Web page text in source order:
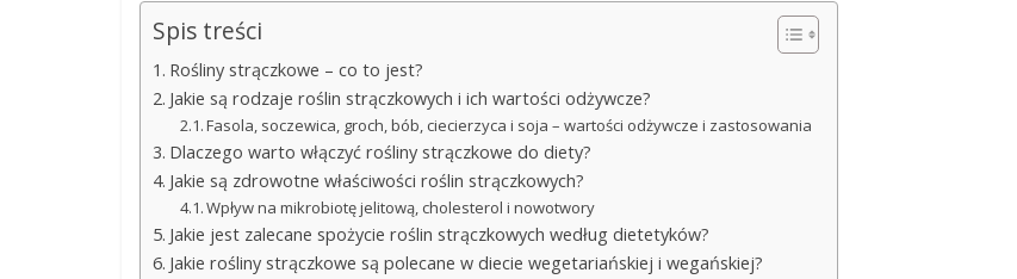
Spis treści
Rośliny strączkowe – co to jest?
Jakie są rodzaje roślin strączkowych i ich wartości odżywcze?
Fasola, soczewica, groch, bób, ciecierzyca i soja – wartości odżywcze i zastosowania
Dlaczego warto włączyć rośliny strączkowe do diety?
Jakie są zdrowotne właściwości roślin strączkowych?
Wpływ na mikrobiotę jelitową, cholesterol i nowotwory
Jakie jest zalecane spożycie roślin strączkowych według dietetyków?
Jakie rośliny strączkowe są polecane w diecie wegetariańskiej i wegańskiej?